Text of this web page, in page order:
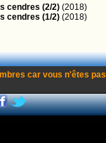
cendres (2/2) (2018)
cendres (1/2) (2018)
car vous n'êtes pas